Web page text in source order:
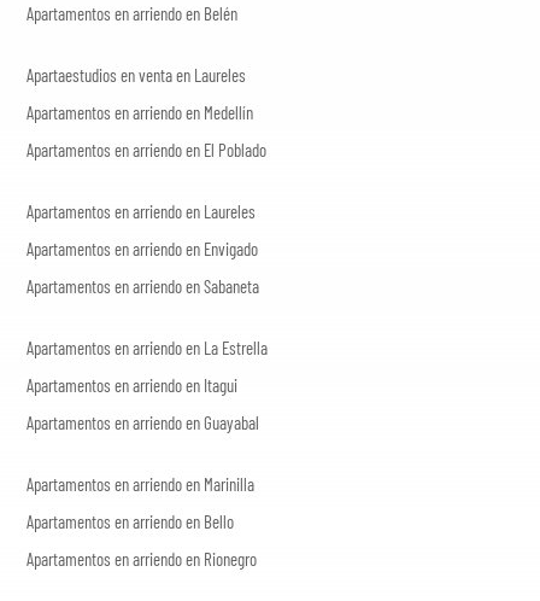
Apartamentos en arriendo en Belén
Apartaestudios en venta en Laureles
Apartamentos en arriendo en Medellín
Apartamentos en arriendo en El Poblado
Apartamentos en arriendo en Laureles
Apartamentos en arriendo en Envigado
Apartamentos en arriendo en Sabaneta
Apartamentos en arriendo en La Estrella
Apartamentos en arriendo en Itagui
Apartamentos en arriendo en Guayabal
Apartamentos en arriendo en Marinilla
Apartamentos en arriendo en Bello
Apartamentos en arriendo en Rionegro